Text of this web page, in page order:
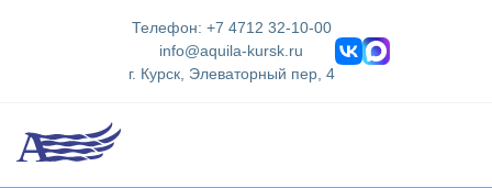
Телефон: +7 4712 32-10-00
info@aquila-kursk.ru
г. Курск, Элеваторный пер, 4